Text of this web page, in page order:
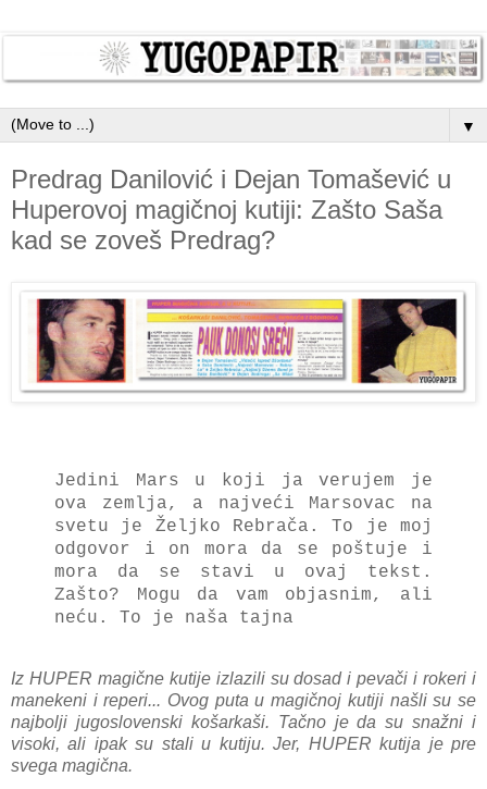
▼
Predrag Danilović i Dejan Tomašević u
Huperovoj magičnoj kutiji: Zašto Saša
kad se zoveš Predrag?
Jedini Mars u koji ja verujem je
ova zemlja, a najveći Marsovac na
svetu je Željko Rebrača. To je moj
odgovor i on mora da se poštuje i
mora da se stavi u ovaj tekst.
Zašto? Mogu da vam objasnim, ali
neću. To je naša tajna
Iz HUPER magične kutije izlazili su dosad i pevači i rokeri i
manekeni i reperi... Ovog puta u magičnoj kutiji našli su se
najbolji jugoslovenski košarkaši. Tačno je da su snažni i
visoki, ali ipak su stali u kutiju. Jer, HUPER kutija je pre
svega magična.